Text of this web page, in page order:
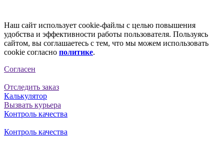
Наш сайт использует cookie-файлы с целью повышения
удобства и эффективности работы пользователя. Пользуясь
сайтом, вы соглашаетесь с тем, что мы можем использовать
cookie согласно политике.
Согласен
Отследить заказ
Калькулятор
Вызвать курьера
Контроль качества
Контроль качества